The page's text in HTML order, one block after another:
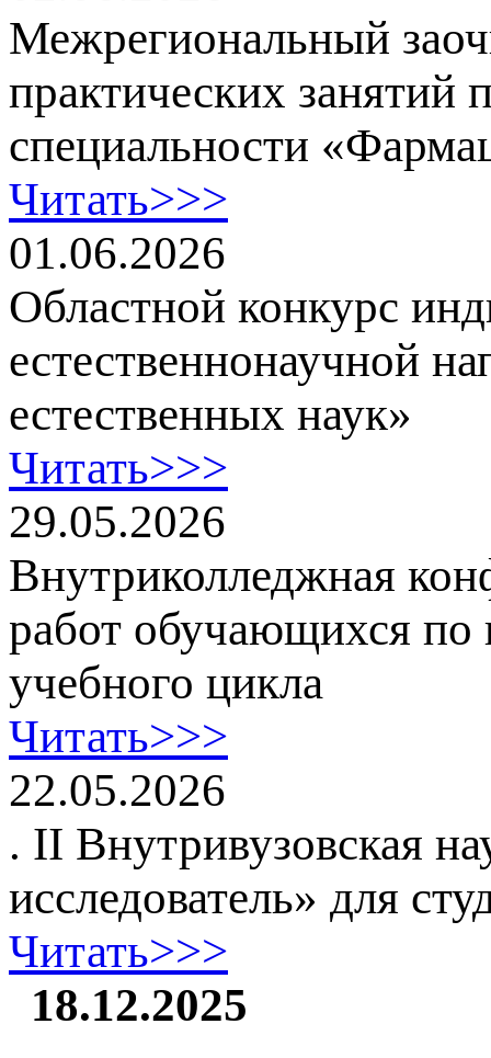
Межрегиональный
практических
специальности
Читать>>>
01.06.2026
Областной конкурс
естественнонаучной
естественных наук»
Читать>>>
29.05.2026
Внутриколледжная
работ обучающихся по
учебного цикла
Читать>>>
22.05.2026
. II Внутривузовская
исследователь» для
Читать>>>
18.12.2025